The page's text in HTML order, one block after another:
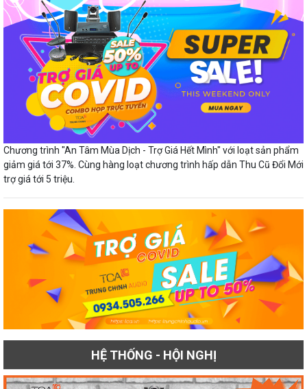
Chương trình "An Tâm Mùa Dịch - Trợ Giá Hết Mình" với loạt sản phẩm
giảm giá tới 37%. Cùng hàng loạt chương trình hấp dẫn Thu Cũ Đổi Mới
trợ giá tới 5 triệu.
HỆ THỐNG - HỘI NGHỊ